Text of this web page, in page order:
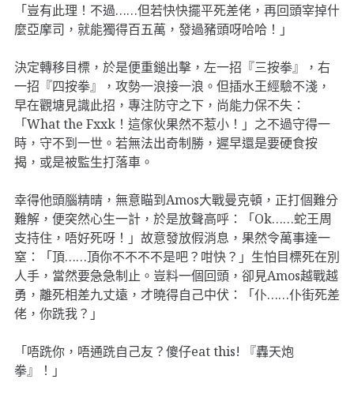
「豈有此理！不過……但若快快擺平死差佬，再回頭宰掉什
麼亞摩司，就能獨得百五萬，發過豬頭呀哈哈！」
決定轉移目標，於是便重鎚出擊，左一招『三按拳』，右
一招『四按拳』，攻勢一浪接一浪。但插水王經驗不淺，
早在觀塘見識此招，專注防守之下，尚能力保不失：
「What the Fxxk！這傢伙果然不惹小！」之不過守得一
時，守不到一世。若無法出奇制勝，遲早還是要硬食按
揭，或是被監生打落車。
幸得他頭腦精晴，無意瞄到Amos大戰曼克頓，正打個難分
難解，便突然心生一計，於是放聲高呼：「Ok……蛇王周
支持住，唔好死呀！」故意發放假消息，果然令萬事達一
窒：「頂……頂你不不不不是吧？咁快？」生怕目標死在別
人手，當然要急急制止。豈料一個回頭，卻見Amos越戰越
勇，離死相差九丈遠，才曉得自己中伏：「仆……仆街死差
佬，你跣我？」
「唔跣你，唔通跣自己友？傻仔eat this! 『轟天炮
拳』！」